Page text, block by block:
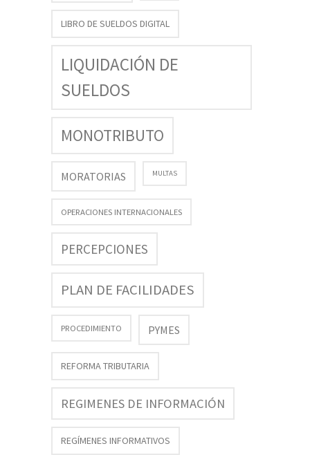
LIBRO DE SUELDOS DIGITAL
LIQUIDACIÓN DE
SUELDOS
MONOTRIBUTO
MORATORIAS MULTAS
OPERACIONES INTERNACIONALES
PERCEPCIONES
PLAN DE FACILIDADES
PROCEDIMIENTO PYMES
REFORMA TRIBUTARIA
REGIMENES DE INFORMACIÓN
REGÍMENES INFORMATIVOS